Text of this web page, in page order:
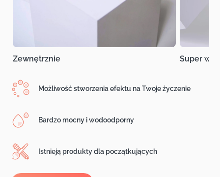
Zewnętrznie Super
Możliwość stworzenia efektu na Twoje życzenie
Bardzo mocny i wodoodporny
Istnieją produkty dla początkujących